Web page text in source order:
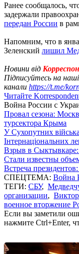
Ранее сообщалось,
задержали
передан России в
Напомним, что в
Зеленский лишил
Новини від
Підписуйтесь на наші
канали https://t.me/
Читайте
Война России с
Провал сезона:
турсектора Крыма
У Сухопутних
Інтернаціональних
Взрыв в Сыктывкаре:
Стали известны
Встреча
СПЕЦТЕМА: Война
ТЕГИ: СБУ,
организации,
военное вторжение
Если вы заметили
нажмите Ctrl+Enter,